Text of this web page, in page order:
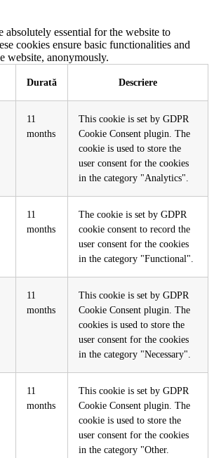
absolutely essential for the website to
cookies ensure basic functionalities and
website, anonymously.
Durată Descriere
11
months
This cookie is set by GDPR
Cookie Consent plugin. The
cookie is used to store the
user consent for the cookies
in the category "Analytics".
11
months
The cookie is set by GDPR
cookie consent to record the
user consent for the cookies
in the category "Functional".
11
months
This cookie is set by GDPR
Cookie Consent plugin. The
cookies is used to store the
user consent for the cookies
in the category "Necessary".
11
months
This cookie is set by GDPR
Cookie Consent plugin. The
cookie is used to store the
user consent for the cookies
in the category "Other.